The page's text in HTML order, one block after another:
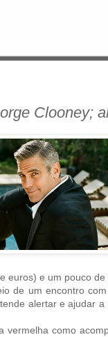
Clooney;
euros) e um pouco
de um encontro
alertar e ajudar
vermelha como